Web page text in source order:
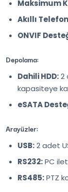
Maksimum
Akıllı
ONVIF
Depolama:
Dahili HDD:2
kapasiteye
eSATA
Arayüzler:
USB:2 adet
RS232:PC
RS485:PTZ